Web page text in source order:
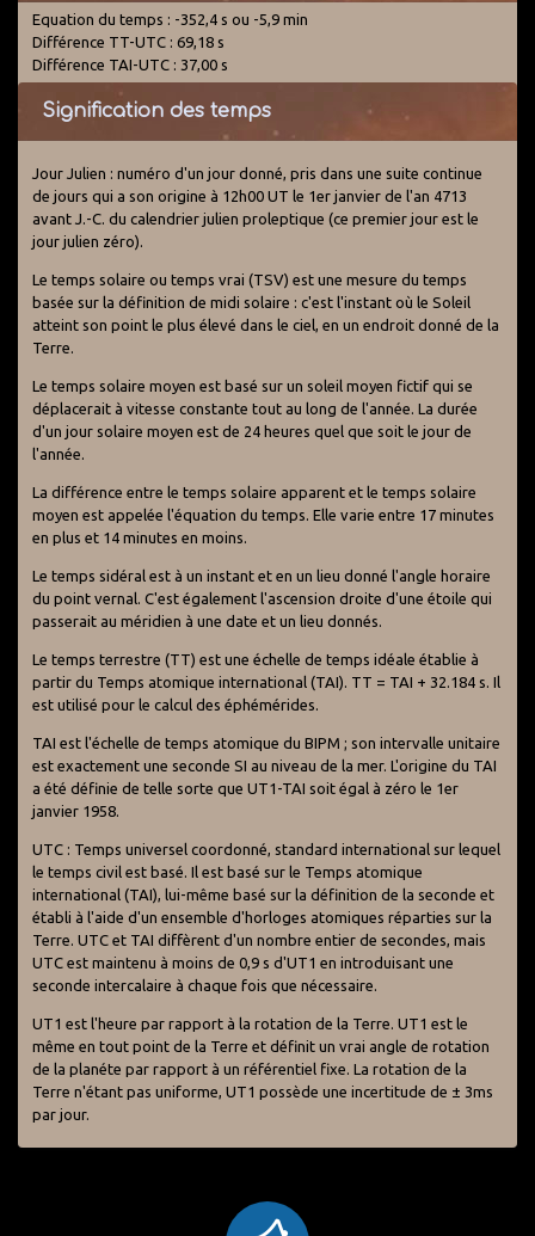
Equation du temps : -352,4 s ou -5,9 min
Différence TT-UTC : 69,18 s
Différence TAI-UTC : 37,00 s
Signification des temps
Jour Julien : numéro d'un jour donné, pris dans une suite continue
de jours qui a son origine à 12h00 UT le 1er janvier de l'an 4713
avant J.-C. du calendrier julien proleptique (ce premier jour est le
jour julien zéro).
Le temps solaire ou temps vrai (TSV) est une mesure du temps
basée sur la définition de midi solaire : c'est l'instant où le Soleil
atteint son point le plus élevé dans le ciel, en un endroit donné de la
Terre.
Le temps solaire moyen est basé sur un soleil moyen fictif qui se
déplacerait à vitesse constante tout au long de l'année. La durée
d'un jour solaire moyen est de 24 heures quel que soit le jour de
l'année.
La différence entre le temps solaire apparent et le temps solaire
moyen est appelée l'équation du temps. Elle varie entre 17 minutes
en plus et 14 minutes en moins.
Le temps sidéral est à un instant et en un lieu donné l'angle horaire
du point vernal. C'est également l'ascension droite d'une étoile qui
passerait au méridien à une date et un lieu donnés.
Le temps terrestre (TT) est une échelle de temps idéale établie à
partir du Temps atomique international (TAI). TT = TAI + 32.184 s. Il
est utilisé pour le calcul des éphémérides.
TAI est l'échelle de temps atomique du BIPM ; son intervalle unitaire
est exactement une seconde SI au niveau de la mer. L'origine du TAI
a été définie de telle sorte que UT1-TAI soit égal à zéro le 1er
janvier 1958.
UTC : Temps universel coordonné, standard international sur lequel
le temps civil est basé. Il est basé sur le Temps atomique
international (TAI), lui-même basé sur la définition de la seconde et
établi à l'aide d'un ensemble d'horloges atomiques réparties sur la
Terre. UTC et TAI diffèrent d'un nombre entier de secondes, mais
UTC est maintenu à moins de 0,9 s d'UT1 en introduisant une
seconde intercalaire à chaque fois que nécessaire.
UT1 est l'heure par rapport à la rotation de la Terre. UT1 est le
même en tout point de la Terre et définit un vrai angle de rotation
de la planéte par rapport à un référentiel fixe. La rotation de la
Terre n'étant pas uniforme, UT1 possède une incertitude de ± 3ms
par jour.